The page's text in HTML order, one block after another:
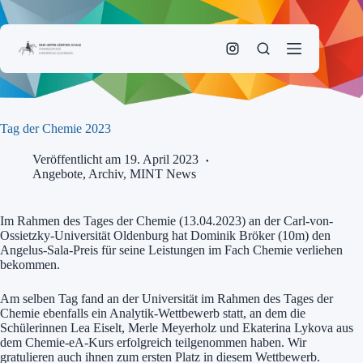
Zum
Inhalt
Tag der Chemie 2023
Veröffentlicht am 19. April 2023
Angebote, Archiv, MINT News
Im Rahmen des Tages der Chemie (13.04.2023) an der Carl-von-
Ossietzky-Universität Oldenburg hat Dominik Bröker (10m) den
Angelus-Sala-Preis für seine Leistungen im Fach Chemie verliehen
bekommen.
Am selben Tag fand an der Universität im Rahmen des Tages der
Chemie ebenfalls ein Analytik-Wettbewerb statt, an dem die
Schülerinnen Lea Eiselt, Merle Meyerholz und Ekaterina Lykova aus
dem Chemie-eA-Kurs erfolgreich teilgenommen haben. Wir
gratulieren auch ihnen zum ersten Platz in diesem Wettbewerb.